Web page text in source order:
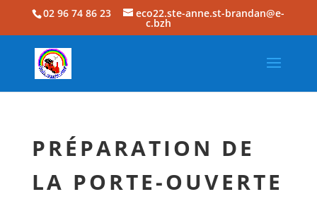
02 96 74 86 23 eco22.ste-anne.st-brandan@e-
c.bzh
PRÉPARATION DE
LA PORTE-OUVERTE